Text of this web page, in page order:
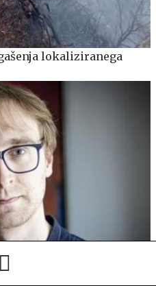
lokaliziranega